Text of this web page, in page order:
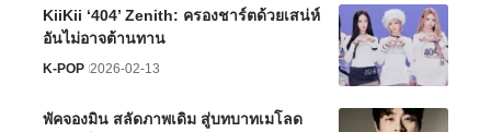
KiiKii ‘404’ Zenith: ครองชาร์ตด้วยเสน่ห์
อันไม่อาจต้านทาน
K-POP 2026-02-13
พัคจองมิน สลัดภาพเดิม สู่บทบาทเมโลด